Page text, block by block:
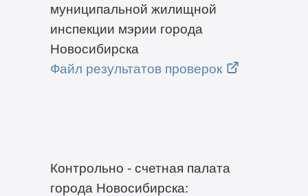
муниципальной жилищной
инспекции мэрии города
Новосибирска
Файл результатов проверок
Контрольно - счетная палата
города Новосибирска: